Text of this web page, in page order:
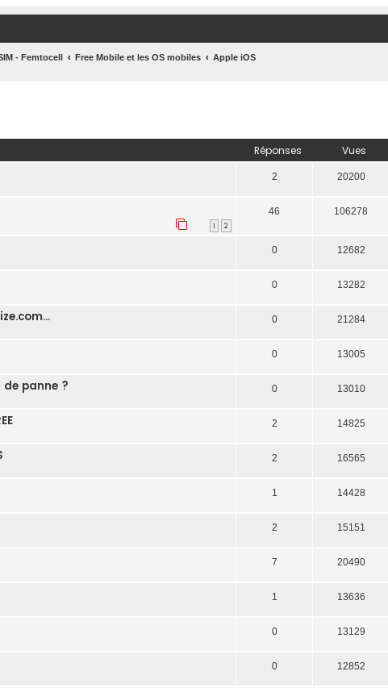
- Femtocell Free Mobile et les OS mobiles Apple iOS
Réponses Vues
2 20200
1 2
46 106278
0 12682
0 13282
0 21284
0 13005
panne ? 0 13010
2 14825
2 16565
1 14428
2 15151
7 20490
1 13636
0 13129
0 12852